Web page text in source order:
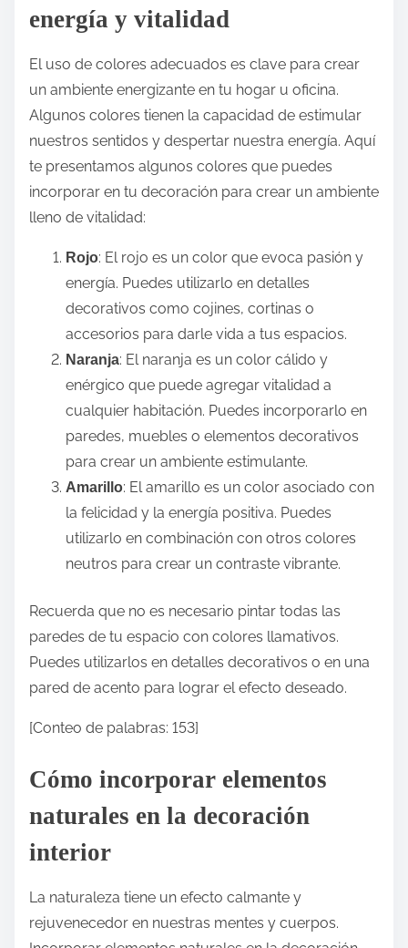
energía y vitalidad
El uso de colores adecuados es clave para crear
un ambiente energizante en tu hogar u oficina.
Algunos colores tienen la capacidad de estimular
nuestros sentidos y despertar nuestra energía. Aquí
te presentamos algunos colores que puedes
incorporar en tu decoración para crear un ambiente
lleno de vitalidad:
Rojo: El rojo es un color que evoca pasión y
energía. Puedes utilizarlo en detalles
decorativos como cojines, cortinas o
accesorios para darle vida a tus espacios.
Naranja: El naranja es un color cálido y
enérgico que puede agregar vitalidad a
cualquier habitación. Puedes incorporarlo en
paredes, muebles o elementos decorativos
para crear un ambiente estimulante.
Amarillo: El amarillo es un color asociado con
la felicidad y la energía positiva. Puedes
utilizarlo en combinación con otros colores
neutros para crear un contraste vibrante.
Recuerda que no es necesario pintar todas las
paredes de tu espacio con colores llamativos.
Puedes utilizarlos en detalles decorativos o en una
pared de acento para lograr el efecto deseado.
[Conteo de palabras: 153]
Cómo incorporar elementos
naturales en la decoración
interior
La naturaleza tiene un efecto calmante y
rejuvenecedor en nuestras mentes y cuerpos.